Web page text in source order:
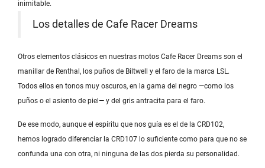
inimitable.
Los detalles de Cafe Racer Dreams
Otros elementos clásicos en nuestras motos Cafe Racer Dreams son el
manillar de Renthal, los puños de Biltwell y el faro de la marca LSL.
Todos ellos en tonos muy oscuros, en la gama del negro —como los
puños o el asiento de piel— y del gris antracita para el faro.
De ese modo, aunque el espíritu que nos guía es el de la CRD102,
hemos logrado diferenciar la CRD107 lo suficiente como para que no se
confunda una con otra, ni ninguna de las dos pierda su personalidad.